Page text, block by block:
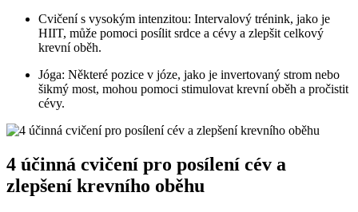
Cvičení s vysokým intenzitou: Intervalový trénink, jako je
HIIT, může pomoci posílit srdce a cévy a zlepšit celkový
krevní oběh.
Jóga: Některé pozice v józe, jako je invertovaný strom nebo
šikmý most, mohou pomoci stimulovat krevní oběh a pročistit
cévy.
4 účinná cvičení pro posílení cév a
zlepšení krevního oběhu